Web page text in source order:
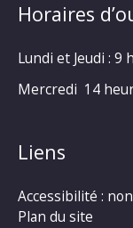
Horaires
Lundi et Jeudi : 9
Mercredi 14
Liens
Accessibilité :
Plan du site